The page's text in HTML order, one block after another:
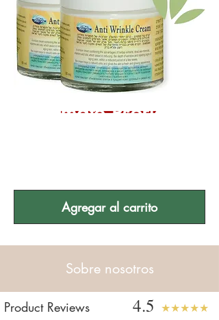
Ultimate Psoriasis
Agregar al carrito
Sobre nosotros
Product Reviews 4.5 ★★★★★